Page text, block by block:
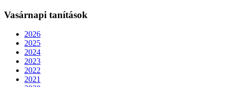
Vasárnapi tanítások
2026
2025
2024
2023
2022
2021